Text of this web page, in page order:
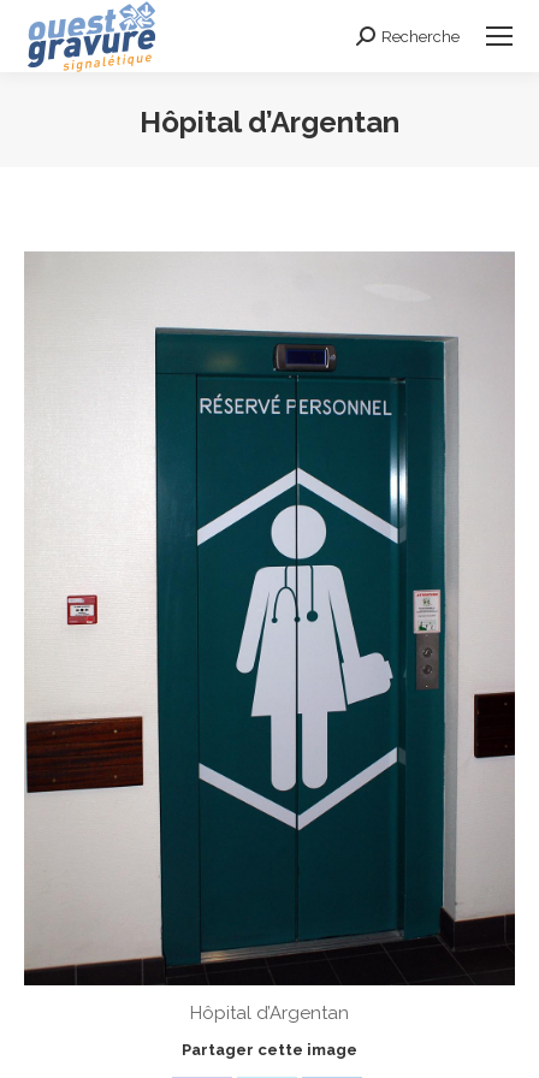
Search:
Recherche
Hôpital d’Argentan
Hôpital d’Argentan
Partager cette image